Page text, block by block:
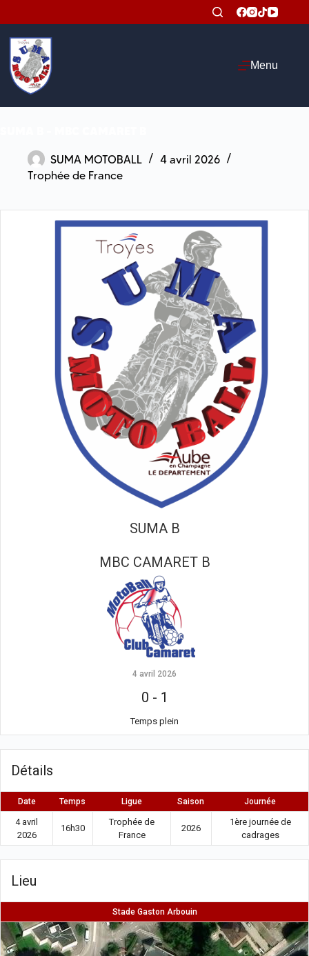
Menu
SUMA MOTOBALL
4 avril 2026
Trophée de France
SUMA B
MBC CAMARET B
4 avril 2026
0 - 1
Temps plein
Détails
Date Temps Ligue Saison Journée
4 avril
2026
16h30
Trophée de
France
2026
1ère journée de
cadrages
Lieu
Stade Gaston Arbouin